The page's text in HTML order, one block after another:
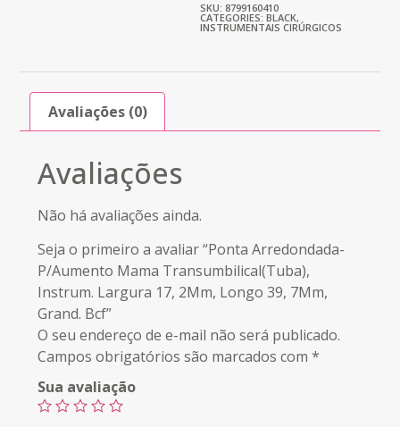
SKU: 8799160410
CATEGORIES: BLACK,
INSTRUMENTAIS CIRÚRGICOS
Avaliações (0)
Avaliações
Não há avaliações ainda.
Seja o primeiro a avaliar “Ponta Arredondada-
P/Aumento Mama Transumbilical(Tuba),
Instrum. Largura 17, 2Mm, Longo 39, 7Mm,
Grand. Bcf”
O seu endereço de e-mail não será publicado.
Campos obrigatórios são marcados com*
Sua avaliação